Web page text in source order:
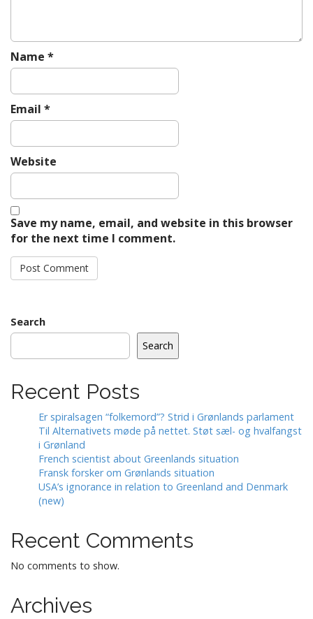
Name *
Email *
Website
Save my name, email, and website in this browser
for the next time I comment.
Search
Search
Recent Posts
Er spiralsagen “folkemord”? Strid i Grønlands parlament
Til Alternativets møde på nettet. Støt sæl- og hvalfangst
i Grønland
French scientist about Greenlands situation
Fransk forsker om Grønlands situation
USA’s ignorance in relation to Greenland and Denmark
(new)
Recent Comments
No comments to show.
Archives